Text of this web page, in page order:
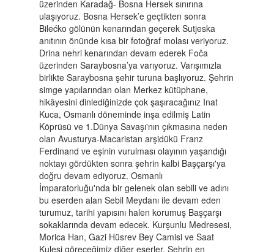
üzerinden Karadağ- Bosna Hersek sınırına
ulaşıyoruz. Bosna Hersek’e geçtikten sonra
Bilećko gölünün kenarından geçerek Sutjeska
anıtının önünde kısa bir fotoğraf molası veriyoruz.
Drina nehri kenarından devam ederek Foča
üzerinden Saraybosna’ya varıyoruz. Varışımızla
birlikte Saraybosna şehir turuna başlıyoruz. Şehrin
simge yapılarından olan Merkez kütüphane,
hikâyesini dinlediğinizde çok şaşıracağınız Inat
Kuca, Osmanlı döneminde inşa edilmiş Latin
Köprüsü ve 1.Dünya Savaşı'nın çıkmasına neden
olan Avusturya-Macaristan arşidükü Franz
Ferdinand ve eşinin vurulması olayının yaşandığı
noktayı gördükten sonra şehrin kalbi Başçarşı'ya
doğru devam ediyoruz. Osmanlı
İmparatorluğu'nda bir gelenek olan sebili ve adını
bu eserden alan Sebil Meydanı ile devam eden
turumuz, tarihi yapısını halen korumuş Başçarşı
sokaklarında devam edecek. Kurşunlu Medresesi,
Morica Han, Gazi Hüsrev Bey Camisi ve Saat
Kulesi göreceğimiz diğer eserler. Şehrin en